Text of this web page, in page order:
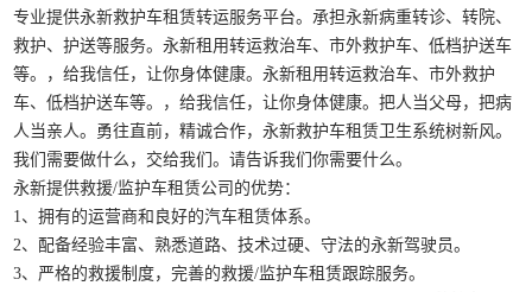
专业提供永新救护车租赁转运服务平台。承担永新病重转诊、转院、
救护、护送等服务。永新租用转运救治车、市外救护车、低档护送车
等。，给我信任，让你身体健康。永新租用转运救治车、市外救护
车、低档护送车等。，给我信任，让你身体健康。把人当父母，把病
人当亲人。勇往直前，精诚合作，永新救护车租赁卫生系统树新风。
我们需要做什么，交给我们。请告诉我们你需要什么。
永新提供救援/监护车租赁公司的优势：
1、拥有的运营商和良好的汽车租赁体系。
2、配备经验丰富、熟悉道路、技术过硬、守法的永新驾驶员。
3、严格的救援制度，完善的救援/监护车租赁跟踪服务。